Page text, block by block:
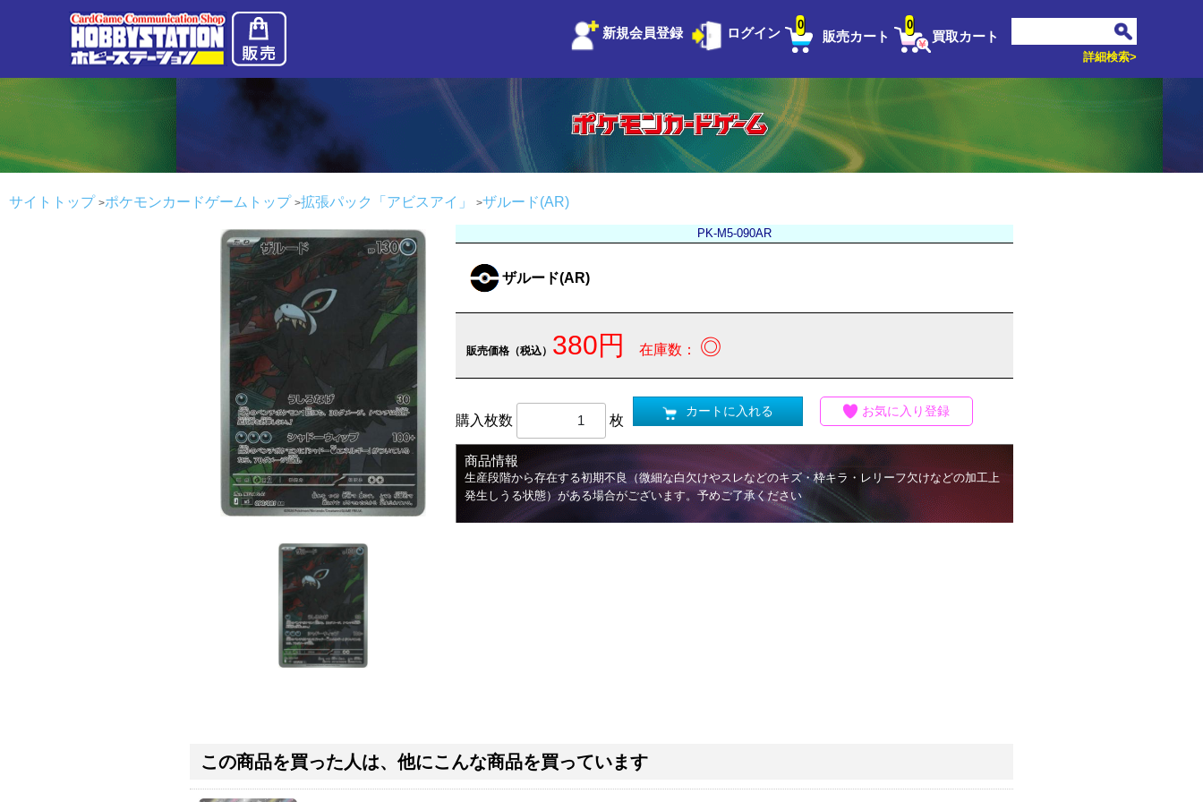
新規会員登録 ログイン 販売カート
0
買取カート
0
詳細検索>
サイトトップ ポケモンカードゲームトップ 拡張パック「アビスアイ」 ザルード(AR)
PK-M5-090AR
ザルード(AR)
販売価格（税込） 380円 在庫数： ◎
購入枚数 枚
カートに入れる お気に入り登録
商品情報
生産段階から存在する初期不良（微細な白欠けやスレなどのキズ・枠キラ・レリーフ欠けなどの加工上
発生しうる状態）がある場合がございます。予めご了承ください
この商品を買った人は、他にこんな商品を買っています